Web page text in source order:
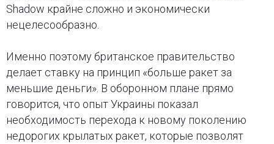
Shadow крайне сложно и экономически
нецелесообразно.
Именно поэтому британское правительство
делает ставку на принцип «больше ракет за
меньшие деньги». В оборонном плане прямо
говорится, что опыт Украины показал
необходимость перехода к новому поколению
недорогих крылатых ракет, которые позволят